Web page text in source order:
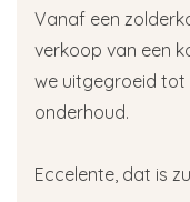
Vanaf een
verkoop van een
we uitgegroeid tot
onderhoud.
Eccelente, dat is